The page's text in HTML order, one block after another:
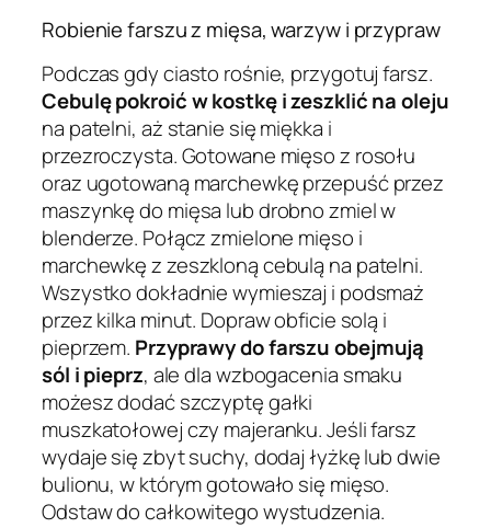
Robienie farszu z mięsa, warzyw i przypraw
Podczas gdy ciasto rośnie, przygotuj farsz.
Cebulę pokroić w kostkę i zeszklić na oleju
na patelni, aż stanie się miękka i
przezroczysta. Gotowane mięso z rosołu
oraz ugotowaną marchewkę przepuść przez
maszynkę do mięsa lub drobno zmiel w
blenderze. Połącz zmielone mięso i
marchewkę z zeszkloną cebulą na patelni.
Wszystko dokładnie wymieszaj i podsmaż
przez kilka minut. Dopraw obficie solą i
pieprzem. Przyprawy do farszu obejmują
sól i pieprz, ale dla wzbogacenia smaku
możesz dodać szczyptę gałki
muszkatołowej czy majeranku. Jeśli farsz
wydaje się zbyt suchy, dodaj łyżkę lub dwie
bulionu, w którym gotowało się mięso.
Odstaw do całkowitego wystudzenia.